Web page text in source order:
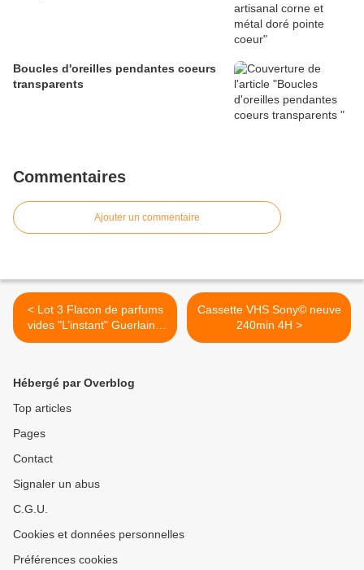
Boucles d'oreilles pendantes coeurs
transparents
Commentaires
Ajouter un commentaire
< Lot 3 Flacon de parfums
vides "L’instant" Guerlain©
"Tartine et Chocolat"
Cassette VHS Sony© neuve
240min 4H >
Hébergé par Overblog
Top articles
Pages
Contact
Signaler un abus
C.G.U.
Cookies et données personnelles
Préférences cookies